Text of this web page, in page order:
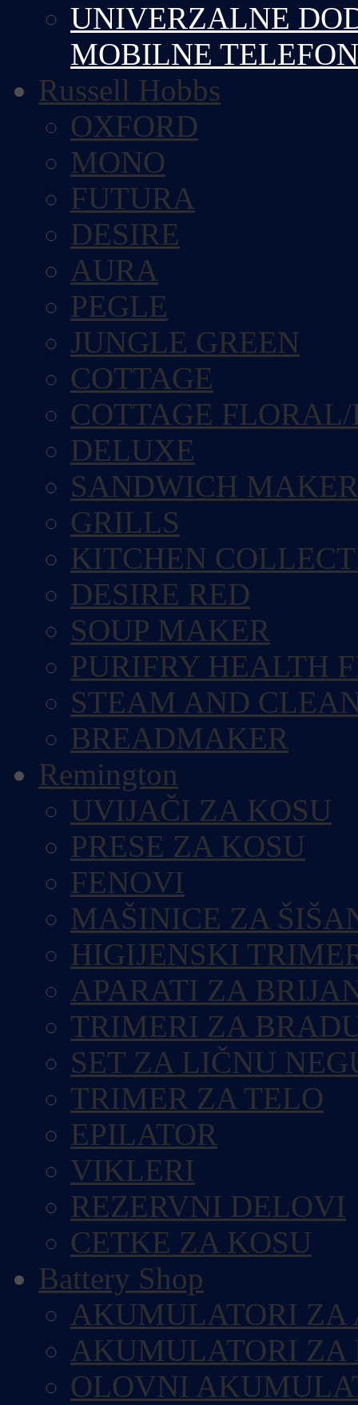
UNIVERZALNE
MOBILNE
Russell Hobbs
OXFORD
MONO
FUTURA
DESIRE
AURA
PEGLE
JUNGLE GREEN
COTTAGE
COTTAGE
DELUXE
SANDWICH MAKER
GRILLS
KITCHEN
DESIRE RED
SOUP MAKER
PURIFRY HEALTH
STEAM AND
BREADMAKER
Remington
UVIJAČI ZA KOSU
PRESE ZA KOSU
FENOVI
MAŠINICE ZA
HIGIJENSKI
APARATI ZA
TRIMERI ZA
SET ZA LIČNU
TRIMER ZA TELO
EPILATOR
VIKLERI
REZERVNI DELOVI
CETKE ZA KOSU
Battery Shop
AKUMULATORI ZA
AKUMULATORI ZA
OLOVNI